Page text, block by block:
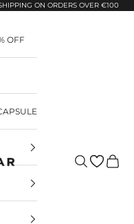
ON ORDERS OVER €100
Pesquisar
OFF